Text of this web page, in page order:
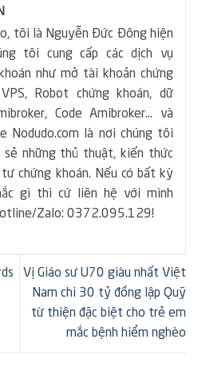
tôi là Nguyễn Đức Đông hiện
tôi cung cấp các dịch vụ
như mở tài khoản chứng
Robot chứng khoán, dữ
Code Amibroker... và
Nodudo.com là nơi chúng tôi
sẻ những thủ thuật, kiến thức
tư chứng khoán. Nếu có bất kỳ
gì thì cứ liên hệ với mình
Zalo: 0372.095.129!
Vị Giáo sư U70 giàu nhất Việt
Nam chi 30 tỷ đồng lập Quỹ
từ thiện đặc biệt cho trẻ em
mắc bệnh hiểm nghèo